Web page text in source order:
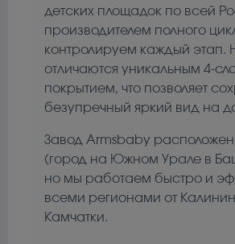
детских площадок по всей
производителем полного
контролируем каждый этап.
отличаются уникальным 4-
покрытием, что позволяет
безупречный яркий вид на
Завод Armsbaby расположен
(город на Южном Урале в
но мы работаем быстро и
всеми регионами от
Камчатки.